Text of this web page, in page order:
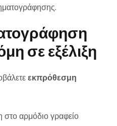
σε εξέλιξη
εκπρόθεσμη
αρμόδιο γραφείο